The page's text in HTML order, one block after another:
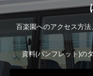
百楽園へのアクセス方
資料(パンフレット)の